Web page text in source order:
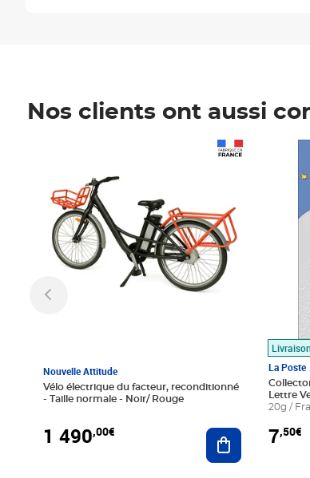
Nos clients ont aussi
Nouvelle Attitude
Vélo électrique du facteur, reconditionné
- Taille normale - Noir/ Rouge
1 490,00€ Ajouter au
La Poste
Lettre
20g /
7,50€
Prix